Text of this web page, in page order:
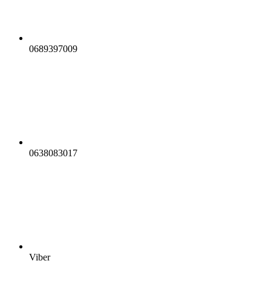
0689397009
0638083017
Viber